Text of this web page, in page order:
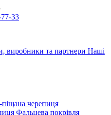
33
виробники та партнери Наші
черепиця
Фальцева покрівля